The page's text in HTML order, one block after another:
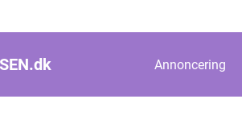
dk Annoncering